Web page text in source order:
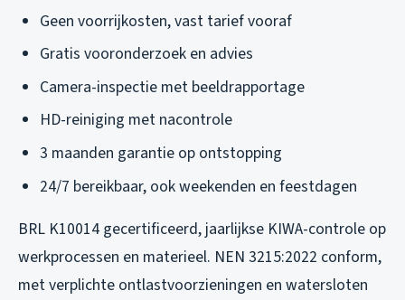
Geen voorrijkosten, vast tarief vooraf
Gratis vooronderzoek en advies
Camera-inspectie met beeldrapportage
HD-reiniging met nacontrole
3 maanden garantie op ontstopping
24/7 bereikbaar, ook weekenden en feestdagen
BRL K10014 gecertificeerd, jaarlijkse KIWA-controle op
werkprocessen en materieel. NEN 3215:2022 conform,
met verplichte ontlastvoorzieningen en watersloten